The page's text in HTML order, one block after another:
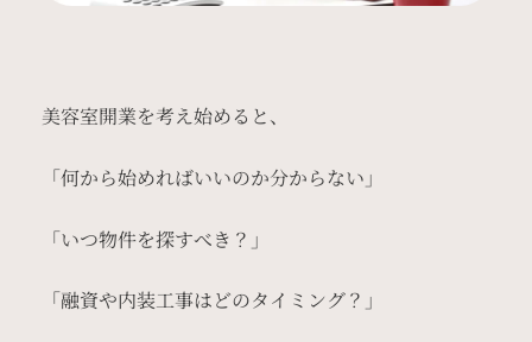
美容室開業を考え始めると、
「何から始めればいいのか分からない」
「いつ物件を探すべき？」
「融資や内装工事はどのタイミング？」